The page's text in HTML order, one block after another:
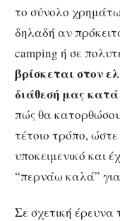
το σύνολο
δηλαδή αν
camping ή σε
βρίσκεται στον
διάθεσή μας
πώς θα
τέτοιο τρόπο,
υποκειμενικό και
“περνάω καλά”
Σε σχετική